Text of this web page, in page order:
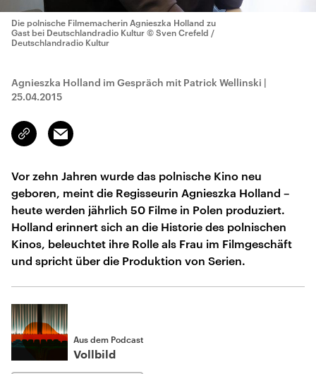
Die polnische Filmemacherin Agnieszka Holland zu
Gast bei Deutschlandradio Kultur © Sven Crefeld /
Deutschlandradio Kultur
Agnieszka Holland im Gespräch mit Patrick Wellinski |
25.04.2015
Link
kopieren/teilen
Email
Vor zehn Jahren wurde das polnische Kino neu
geboren, meint die Regisseurin Agnieszka Holland –
heute werden jährlich 50 Filme in Polen produziert.
Holland erinnert sich an die Historie des polnischen
Kinos, beleuchtet ihre Rolle als Frau im Filmgeschäft
und spricht über die Produktion von Serien.
Aus dem Podcast
Vollbild